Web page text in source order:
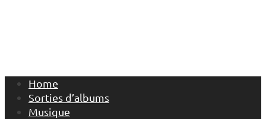
Home
Sorties d’albums
Musique